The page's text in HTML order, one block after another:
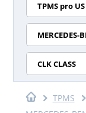
TPMS pro
MERCEDES-
CLK CLASS
TPMS